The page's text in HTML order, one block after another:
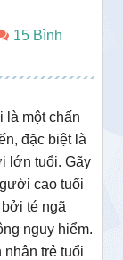
15 Bình
là một chấn
đặc biệt là
lớn tuổi. Gãy
cao tuổi
té ngã
nguy hiểm.
trẻ tuổi